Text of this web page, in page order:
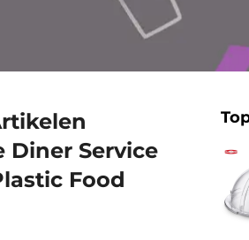
Diner Service
Food